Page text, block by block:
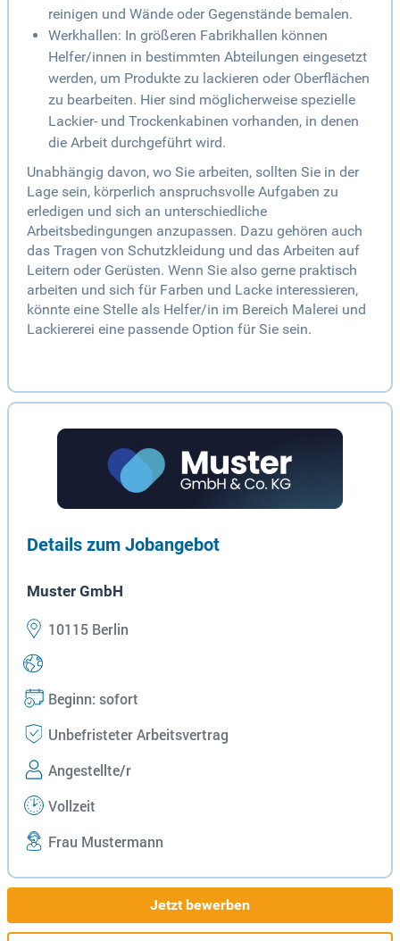
reinigen und Wände oder Gegenstände bemalen.
Werkhallen: In größeren Fabrikhallen können
Helfer/innen in bestimmten Abteilungen eingesetzt
werden, um Produkte zu lackieren oder Oberflächen
zu bearbeiten. Hier sind möglicherweise spezielle
Lackier- und Trockenkabinen vorhanden, in denen
die Arbeit durchgeführt wird.
Unabhängig davon, wo Sie arbeiten, sollten Sie in der
Lage sein, körperlich anspruchsvolle Aufgaben zu
erledigen und sich an unterschiedliche
Arbeitsbedingungen anzupassen. Dazu gehören auch
das Tragen von Schutzkleidung und das Arbeiten auf
Leitern oder Gerüsten. Wenn Sie also gerne praktisch
arbeiten und sich für Farben und Lacke interessieren,
könnte eine Stelle als Helfer/in im Bereich Malerei und
Lackiererei eine passende Option für Sie sein.
Details zum Jobangebot
Muster GmbH
10115 Berlin
Beginn: sofort
Unbefristeter Arbeitsvertrag
Angestellte/r
Vollzeit
Frau Mustermann
Jetzt bewerben